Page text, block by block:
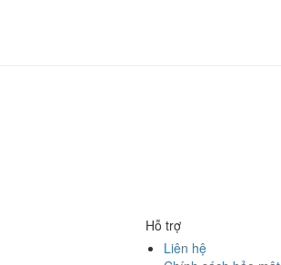
Hỗ trợ
Liên hệ